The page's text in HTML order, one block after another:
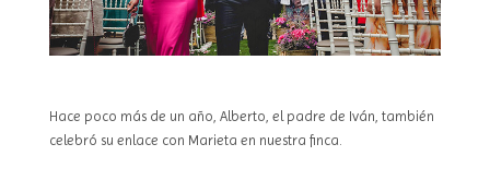
Hace poco más de un año, Alberto, el padre de Iván, también
celebró su enlace con Marieta en nuestra finca.